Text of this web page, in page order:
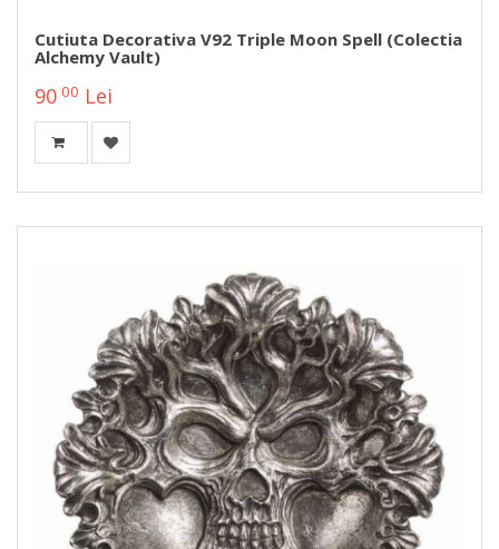
Cutiuta Decorativa V92 Triple Moon Spell (Colectia
Alchemy Vault)
90 00 Lei